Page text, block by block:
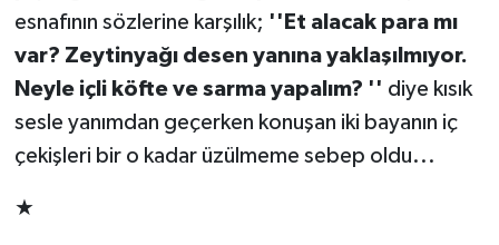
esnafının sözlerine karşılık; ''Et alacak para mı
var? Zeytinyağı desen yanına yaklaşılmıyor.
Neyle içli köfte ve sarma yapalım? '' diye kısık
sesle yanımdan geçerken konuşan iki bayanın iç
çekişleri bir o kadar üzülmeme sebep oldu...
★